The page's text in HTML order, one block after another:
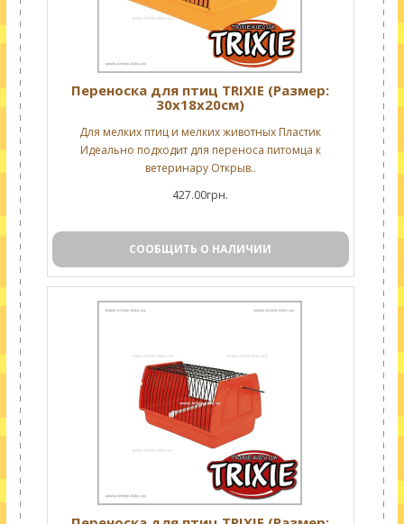
Переноска для птиц TRIXIE (Размер:
30х18х20см)
Для мелких птиц и мелких животных Пластик
Идеально подходит для переноса питомца к
ветеринару Открыв..
427.00грн.
СООБЩИТЬ О НАЛИЧИИ